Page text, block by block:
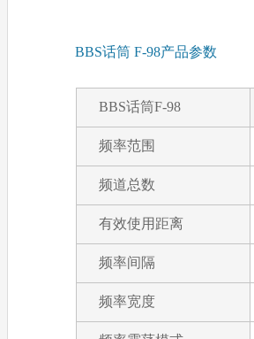
BBS话筒 F-98产品参数
BBS话筒F-98
频率范围
频道总数
有效使用距离
频率间隔
频率宽度